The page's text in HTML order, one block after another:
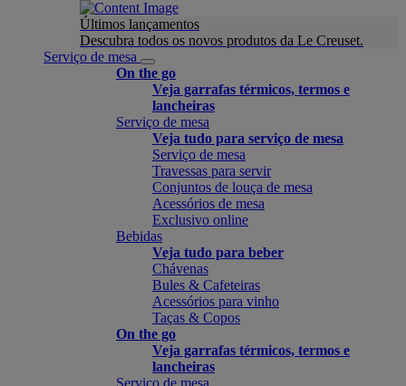
Últimos lançamentos
Descubra todos os novos produtos da Le Creuset.
Serviço de mesa
On the go
Veja garrafas térmicos, termos e
lancheiras
Serviço de mesa
Veja tudo para serviço de mesa
Serviço de mesa
Travessas para servir
Conjuntos de louça de mesa
Acessórios de mesa
Exclusivo online
Bebidas
Veja tudo para beber
Chávenas
Bules & Cafeteiras
Acessórios para vinho
Taças & Copos
On the go
Veja garrafas térmicos, termos e
lancheiras
Serviço de mesa